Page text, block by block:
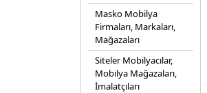
Masko Mobilya
Firmaları, Markaları,
Mağazaları
Siteler Mobilyacılar,
Mobilya Mağazaları,
İmalatçıları